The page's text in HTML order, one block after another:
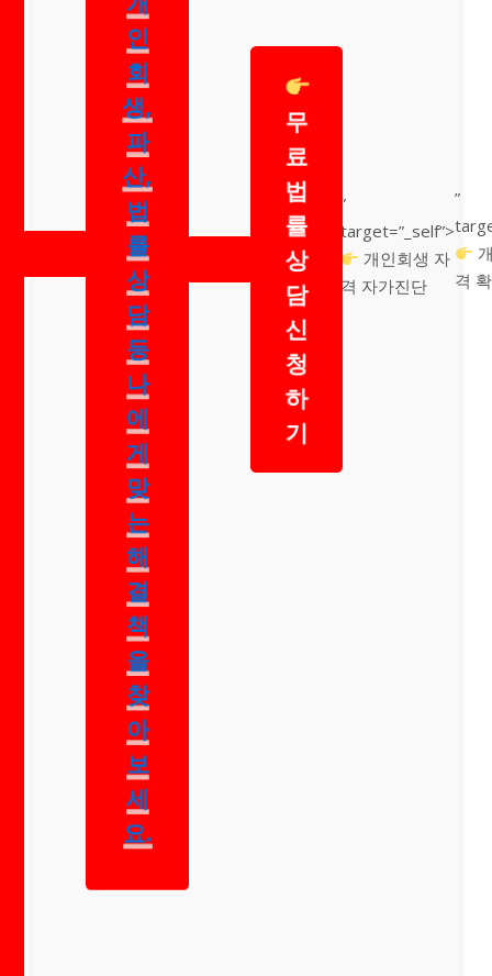
인
회
생,
파
산,
법
률
상
담
등
나
에
게
맞
는
해
결
책
을
찾
아
보
세
요.
무
료
법
률
상
담
신
청
하
기
”
target=”_self”>
개인회생 자
격 자가진단
”
격